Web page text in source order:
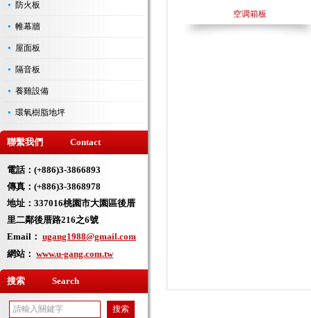
防火板
帷幕牆
屋面板
隔音板
養雞設備
環氧樹脂地坪
聯繫我們 Contact
電話：(+886)3-3866893
傳真：(+886)3-3868978
地址： 337016桃園市大園區後厝
里二鄰後厝路216之6號
Email： ugang1988@gmail.com
網站： www.u-gang.com.tw
搜索 Search
空调箱板